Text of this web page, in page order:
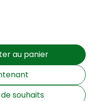
au panier
souhaits